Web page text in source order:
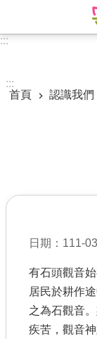
跳到主要內容區塊
業務資訊
政府資訊公開
書表下載
:::
:::
首頁
認識我們
日期：111-
有石頭觀音
居民於耕作
之為石觀音
疾苦，觀音